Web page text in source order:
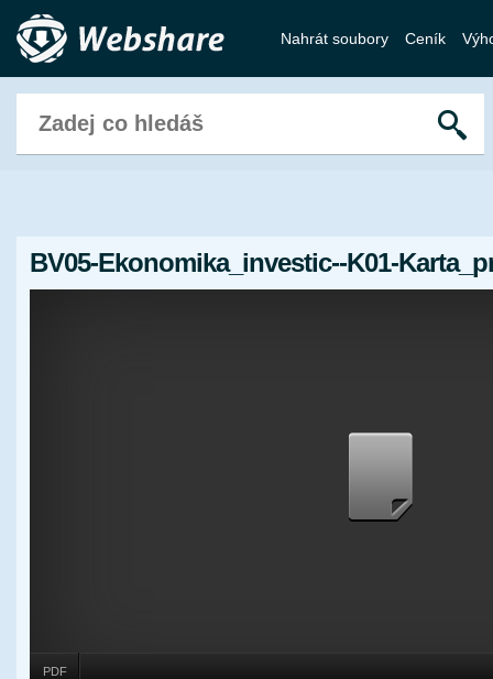
Nahrát soubory Ceník
BV05-Ekonomika_investic--K01-
PDF